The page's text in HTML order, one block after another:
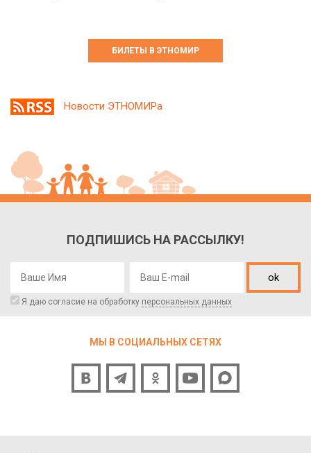
БИЛЕТЫ В ЭТНОМИР
Новости ЭТНОМИРа
ПОДПИШИСЬ НА РАССЫЛКУ!
ok
Я даю согласие на обработку персональных данных
МЫ В СОЦИАЛЬНЫХ СЕТЯХ